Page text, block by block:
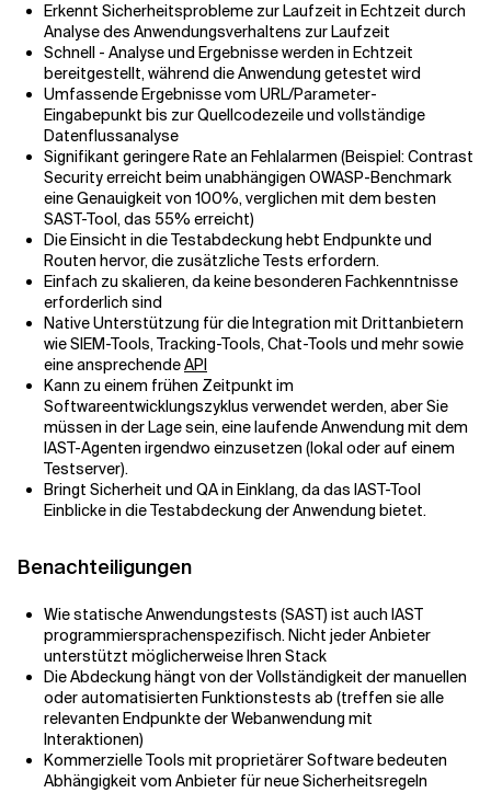
Erkennt Sicherheitsprobleme zur Laufzeit in Echtzeit durch
Analyse des Anwendungsverhaltens zur Laufzeit
Schnell - Analyse und Ergebnisse werden in Echtzeit
bereitgestellt, während die Anwendung getestet wird
Umfassende Ergebnisse vom URL/Parameter-
Eingabepunkt bis zur Quellcodezeile und vollständige
Datenflussanalyse
Signifikant geringere Rate an Fehlalarmen (Beispiel: Contrast
Security erreicht beim unabhängigen OWASP-Benchmark
eine Genauigkeit von 100%, verglichen mit dem besten
SAST-Tool, das 55% erreicht)
Die Einsicht in die Testabdeckung hebt Endpunkte und
Routen hervor, die zusätzliche Tests erfordern.
Einfach zu skalieren, da keine besonderen Fachkenntnisse
erforderlich sind
Native Unterstützung für die Integration mit Drittanbietern
wie SIEM-Tools, Tracking-Tools, Chat-Tools und mehr sowie
eine ansprechendeAPI
Kann zu einem frühen Zeitpunkt im
Softwareentwicklungszyklus verwendet werden, aber Sie
müssen in der Lage sein, eine laufende Anwendung mit dem
IAST-Agenten irgendwo einzusetzen (lokal oder auf einem
Testserver).
Bringt Sicherheit und QA in Einklang, da das IAST-Tool
Einblicke in die Testabdeckung der Anwendung bietet.
Benachteiligungen
Wie statische Anwendungstests (SAST) ist auch IAST
programmiersprachenspezifisch. Nicht jeder Anbieter
unterstützt möglicherweise Ihren Stack
Die Abdeckung hängt von der Vollständigkeit der manuellen
oder automatisierten Funktionstests ab (treffen sie alle
relevanten Endpunkte der Webanwendung mit
Interaktionen)
Kommerzielle Tools mit proprietärer Software bedeuten
Abhängigkeit vom Anbieter für neue Sicherheitsregeln